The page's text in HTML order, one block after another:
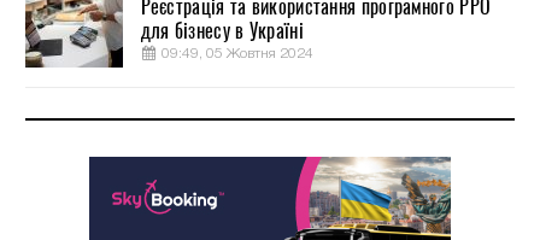
Реєстрація та використання програмного РРО
для бізнесу в Україні
09:49, 05 Жовтня 2024